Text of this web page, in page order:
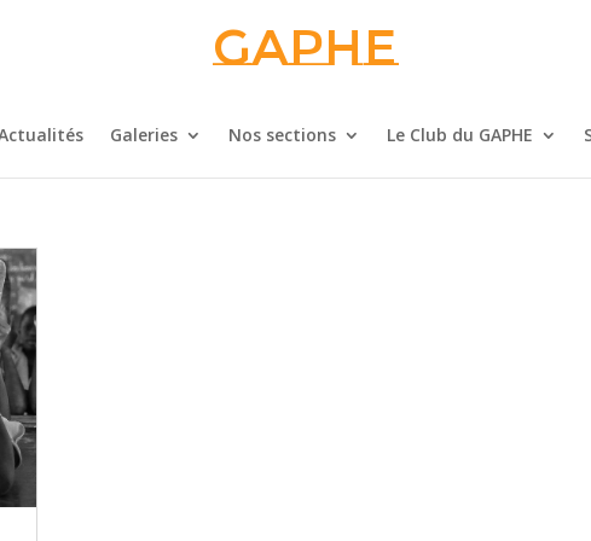
Gaphe
Galeries Nos sections Le Club du GAPHE